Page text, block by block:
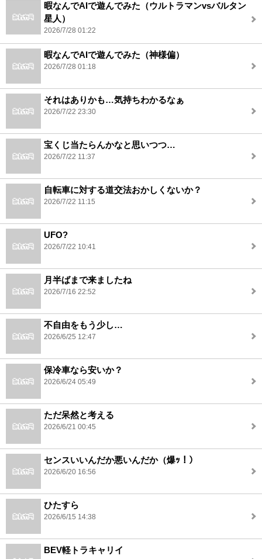
暇なんでAIで遊んでみた（ウルトラマンvsバルタン
星人）
2026/7/28 01:22
暇なんでAIで遊んでみた（神様偏）
2026/7/28 01:18
それはありかも…気持ちわかるなぁ
2026/7/22 23:30
宝くじ当たらんかなと思いつつ…
2026/7/22 11:37
自転車に対する道交法おかしくないか？
2026/7/22 11:15
UFO?
2026/7/22 10:41
月半ばまで来ましたね
2026/7/16 22:52
不自由をもう少し…
2026/6/25 12:47
保冷車なら安いか？
2026/6/24 05:49
ただ呆然と考える
2026/6/21 00:45
センスいいんだか悪いんだか（爆ｯ！）
2026/6/20 16:56
ひたすら
2026/6/15 14:38
BEV軽トラキャリイ